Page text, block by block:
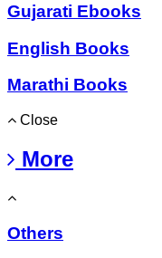
Gujarati Ebooks
English Books
Marathi Books
Close
More
Others